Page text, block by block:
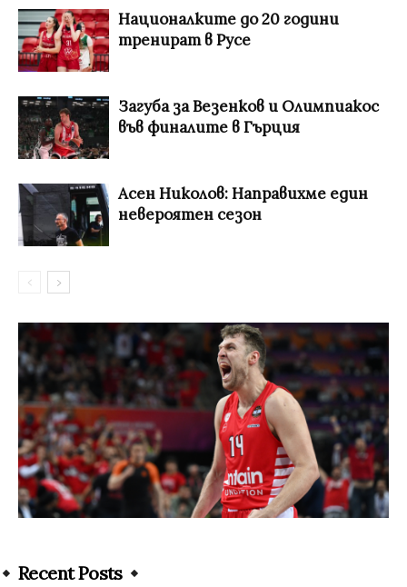
Националките до 20 години
тренират в Русе
Загуба за Везенков и Олимпиакос
във финалите в Гърция
Асен Николов: Направихме един
невероятен сезон
Recent Posts